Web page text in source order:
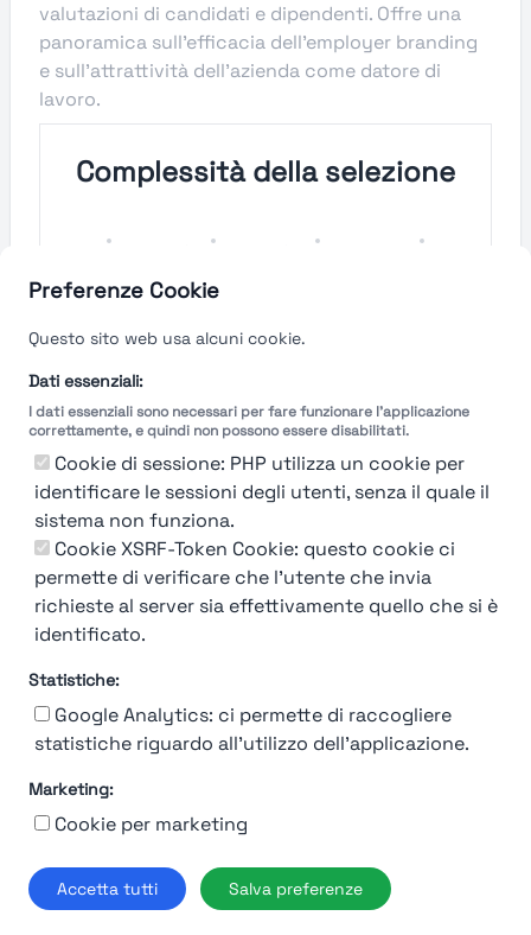
Preferenze Cookie
Questo sito web usa alcuni cookie.
Dati essenziali:
I dati essenziali sono necessari per fare funzionare l'applicazione
correttamente, e quindi non possono essere disabilitati.
Cookie di sessione: PHP utilizza un cookie per
identificare le sessioni degli utenti, senza il quale il
sistema non funziona.
Cookie XSRF-Token Cookie: questo cookie ci
permette di verificare che l'utente che invia
richieste al server sia effettivamente quello che si è
identificato.
Statistiche:
Google Analytics: ci permette di raccogliere
statistiche riguardo all'utilizzo dell'applicazione.
Marketing:
Cookie per marketing
Accetta tutti Salva preferenze
valutazioni di candidati e dipendenti. Offre una
panoramica sull'efficacia dell'employer branding
e sull'attrattività dell'azienda come datore di
lavoro.
Complessità della selezione
Velocità del processo di
Molto
Breve Lungo
Molto
Misuriamo l'efficienza e la velocità del processo
di selezione del personale attraverso dati
aziendali, feedback dei candidati e valutazioni
Termini e Condizioni
© 2019-2026 Stupendio. Tutti i diritti riservati | Smarteris S.r.l. P.IVA
02659750992 | Capitale Sociale € 2.550 i.v.